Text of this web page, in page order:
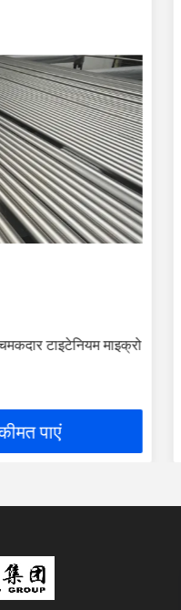
टाइटेनियम माइक्रो
पाएं